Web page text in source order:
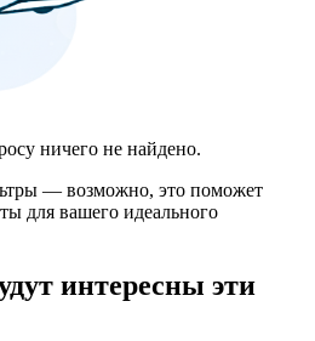
ничего не найдено.
— возможно, это поможет
для вашего идеального
интересны эти